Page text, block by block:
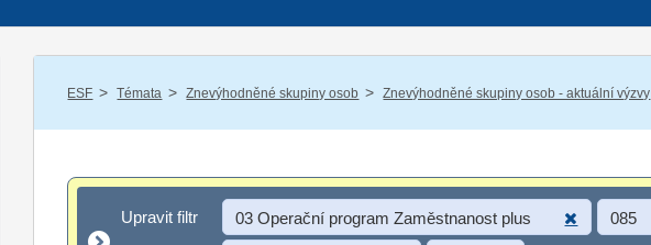
ESF / Témata / Znevýhodněné skupiny osob / Znevýhodněné skupiny osob - aktuální výzvy
Upravit filtr
Upravit filtr 03 Operační program Zaměstnanost plus 085